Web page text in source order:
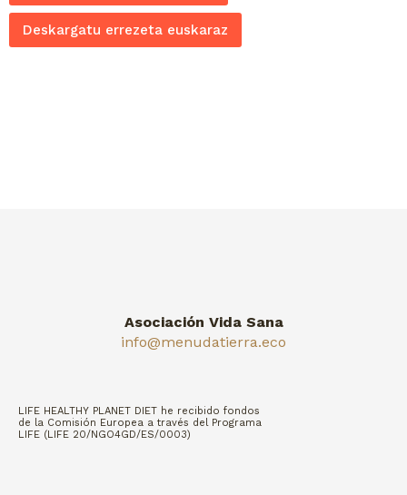
Deskargatu errezeta euskaraz
Asociación Vida Sana
info@menudatierra.eco
LIFE HEALTHY PLANET DIET he recibido fondos
de la Comisión Europea a través del Programa
LIFE (LIFE 20/NGO4GD/ES/0003)